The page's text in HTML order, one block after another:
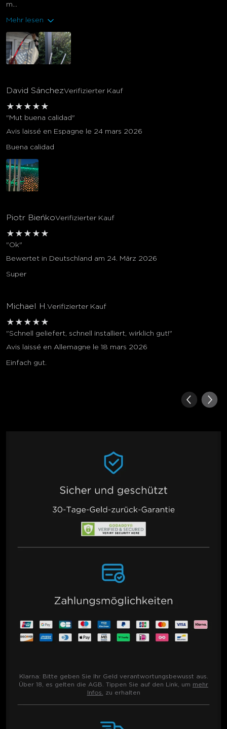
m...
Mehr lesen
David SánchezVerifizierter Kauf
★ ★ ★ ★ ★
"Mut buena calidad"
Avis laissé en Espagne le 24 mars 2026
Buena calidad
Piotr BieńkoVerifizierter Kauf
★ ★ ★ ★ ★
"Ok"
Bewertet in Deutschland am 24. März 2026
Super
Michael H. Verifizierter Kauf
★ ★ ★ ★ ★
"Schnell geliefert, schnell installiert, wirklich gut!"
Avis laissé en Allemagne le 18 mars 2026
Einfach gut.
Klarna: Bitte geben Sie Ihr Geld verantwortungsbewusst aus.
Über 18, es gelten die AGB. Tippen Sie auf den Link, um mehr
Infos.
zu erhalten